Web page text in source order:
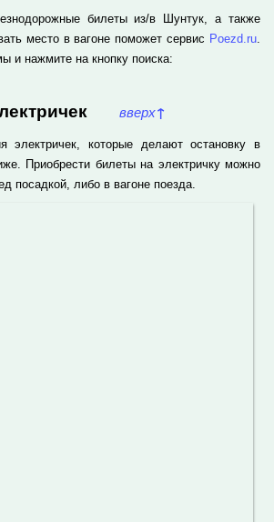
билеты из/в Шунтук, а также
место в вагоне поможет сервис Poezd.ru.
и нажмите на кнопку поиска:
вверх↑
электричек, которые делают остановку в
Приобрести билеты на электричку можно
посадкой, либо в вагоне поезда.